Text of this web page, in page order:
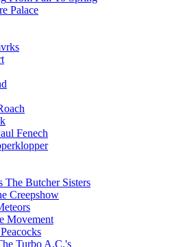
Palace
Fenech
The Butcher Sisters
Creepshow
Movement
Turbo A.C.'s